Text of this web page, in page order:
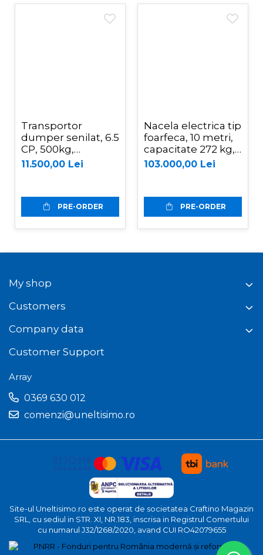
Transportor
dumper senilat, 6.5
CP, 500kg,
basculare
mecanica, Graecus
11.500,00 Lei
PRE-ORDER
Nacela electrica tip
foarfeca, 10 metri,
capacitate 272 kg,
Magni ES1008AC+
103.000,00 Lei
PRE-ORDER
My shop
Customers
Company data
Customer Support
Array
0369 630 012
comenzi@uneltisimo.ro
Site-ul Uneltisimo.ro este operat de societatea Craftino Magazin
SRL, cu sediul in STR. XI, NR.183, inscrisa in Registrul Comertului
cu numarul J32/1268/2020, avand CUI RO42079655